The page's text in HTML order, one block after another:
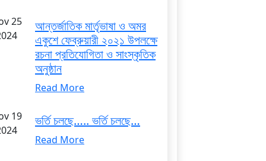
25
আন্তর্জাতিক মার্তৃভাষা ও অমর
একুশে ফেব্রুয়ারী ২০২১ উপলক্ষে
রচনা প্রতিযোগিতা ও সাংস্কৃতিক
অনুষ্ঠান
Read More
19
ভর্তি চলছে….. ভর্তি চলছে…
Read More